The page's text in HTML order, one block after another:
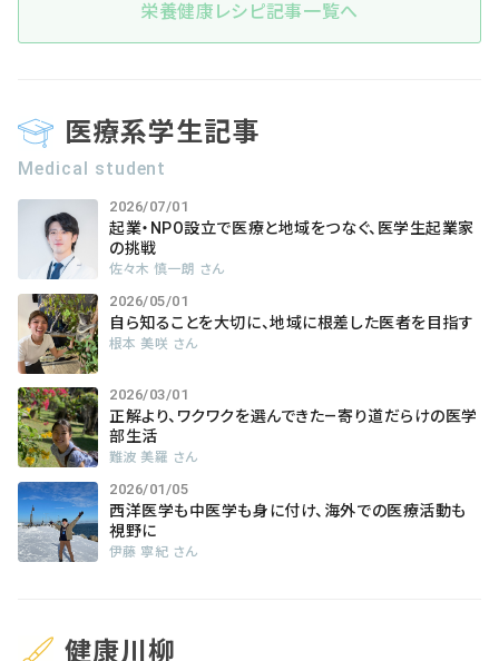
栄養健康レシピ記事一覧へ
医療系学生記事
Medical student
2026/07/01
起業・NPO設立で医療と地域をつなぐ、医学生起業家
の挑戦
佐々木 慎一朗 さん
2026/05/01
自ら知ることを大切に、地域に根差した医者を目指す
根本 美咲 さん
2026/03/01
正解より、ワクワクを選んできた―寄り道だらけの医学
部生活
難波 美羅 さん
2026/01/05
西洋医学も中医学も身に付け、海外での医療活動も
視野に
伊藤 寧紀 さん
健康川柳